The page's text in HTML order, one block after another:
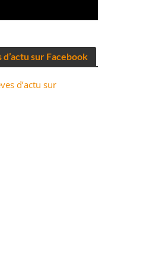
sur Facebook
d’actu sur